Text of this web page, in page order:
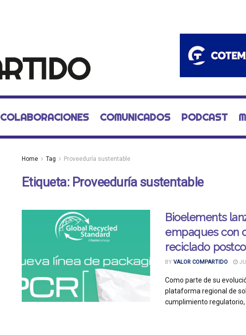
COLABORACIONES COMUNICADOS PODCAST
Home Tag Proveeduría sustentable
Etiqueta: Proveeduría sustentable
Bioelements
empaques con
reciclado
BY VALOR COMPARTIDO
Como parte de su
plataforma regional de
cumplimiento regulatorio,